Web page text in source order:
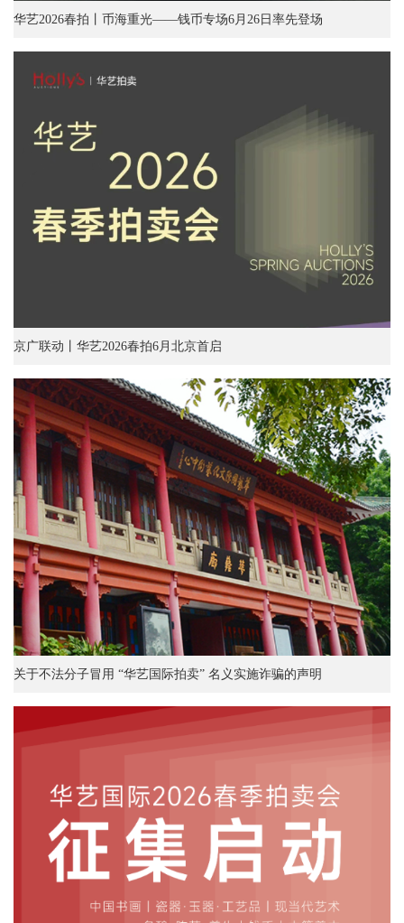
华艺2026春拍丨币海重光——钱币专场6月26日率先登场
京广联动丨华艺2026春拍6月北京首启
关于不法分子冒用 “华艺国际拍卖” 名义实施诈骗的声明